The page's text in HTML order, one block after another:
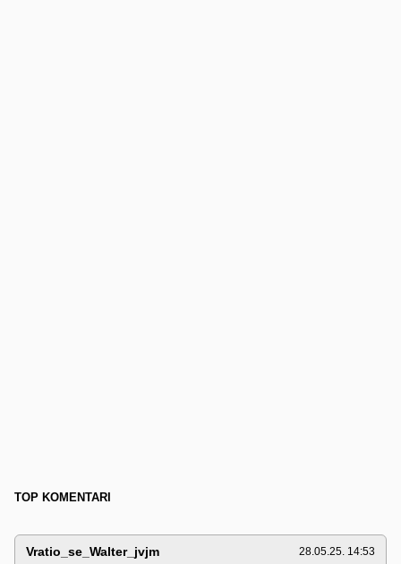
TOP KOMENTARI
Vratio_se_Walter_jvjm 28.05.25. 14:53